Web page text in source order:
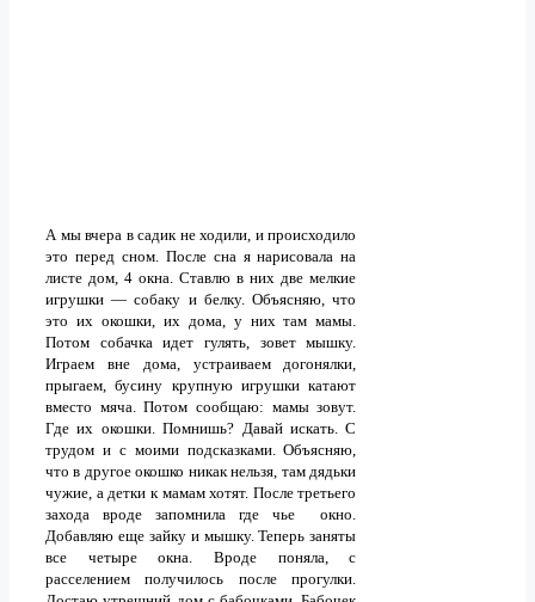
А мы вчера в садик не ходили, и происходило
это перед сном. После сна я нарисовала на
листе дом, 4 окна. Ставлю в них две мелкие
игрушки — собаку и белку. Объясняю, что
это их окошки, их дома, у них там мамы.
Потом собачка идет гулять, зовет мышку.
Играем вне дома, устраиваем догонялки,
прыгаем, бусину крупную игрушки катают
вместо мяча. Потом сообщаю: мамы зовут.
Где их окошки. Помнишь? Давай искать. С
трудом и с моими подсказками. Объясняю,
что в другое окошко никак нельзя, там дядьки
чужие, а детки к мамам хотят. После третьего
захода вроде запомнила где чье окно.
Добавляю еще зайку и мышку. Теперь заняты
все четыре окна. Вроде поняла, с
расселением получилось после прогулки.